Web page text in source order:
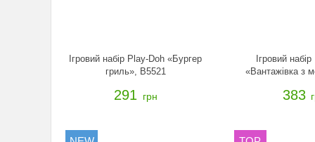
Ігровий набір Play-Doh «Бургер
гриль», B5521
291 грн
Ігровий
«Вантажівка з
383